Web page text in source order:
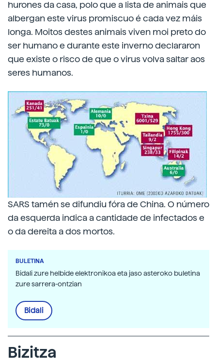
hurones da casa, polo que a lista de animais que
albergan este virus promiscuo é cada vez máis
longa. Moitos destes animais viven moi preto do
ser humano e durante este inverno declararon
que existe o risco de que o virus volva saltar aos
seres humanos.
SARS tamén se difundiu fóra de China. O número
da esquerda indica a cantidade de infectados e
o da dereita a dos mortos.
BULETINA
Bidali zure helbide elektronikoa eta jaso asteroko buletina
zure sarrera-ontzian
Bidali
Bizitza